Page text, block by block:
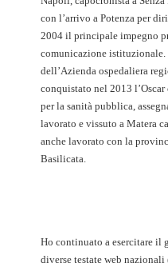
con l’arrivo a Potenza per
2004 il principale impegno
comunicazione istituzionale.
dell’Azienda ospedaliera
conquistato nel 2013
per la sanità pubblica,
lavorato e vissuto a Matera
anche lavorato con la
Basilicata.
Ho continuato a esercitare il
diverse testate web